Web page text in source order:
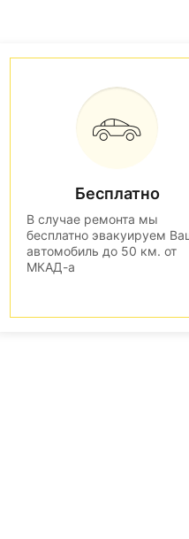
Бесплатно
В случае ремонта мы
бесплатно эвакуируем
автомобиль до 50 км. от
МКАД-а